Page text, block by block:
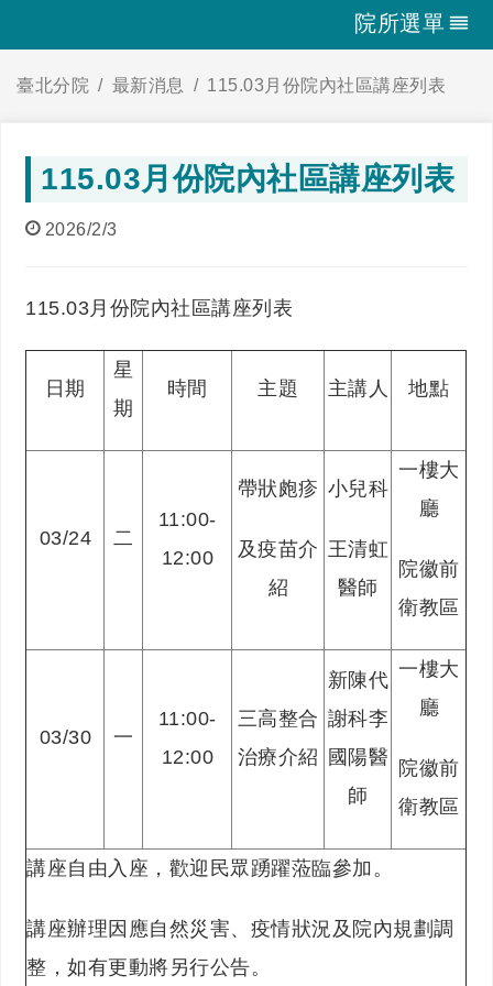
院所選單
臺北分院 最新消息 115.03月份院內社區講座列表
115.03月份院內社區講座列表
2026/2/3
115.03月份院內社區講座列表
日期
星
期
時間 主題 主講人 地點
03/24 二
11:00-
12:00
帶狀皰疹
及疫苗介
紹
小兒科
王清虹
醫師
一樓大
廳
院徽前
衛教區
03/30 一
11:00-
12:00
三高整合
治療介紹
新陳代
謝科李
國陽醫
師
一樓大
廳
院徽前
衛教區
講座自由入座，歡迎民眾踴躍蒞臨參加。
講座辦理因應自然災害、疫情狀況及院內規劃調
整，如有更動將另行公告。